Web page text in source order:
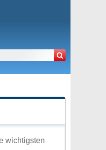
wichtigsten